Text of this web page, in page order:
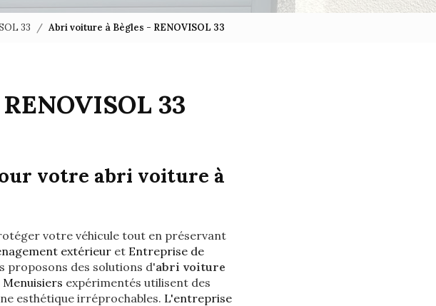
33 Abri voiture à Bègles - RENOVISOL 33
33
votre abri voiture à
votre véhicule tout en préservant
extérieur et Entreprise de
proposons des solutions d'abri voiture
Menuisiers expérimentés utilisent des
esthétique irréprochables. L'entreprise